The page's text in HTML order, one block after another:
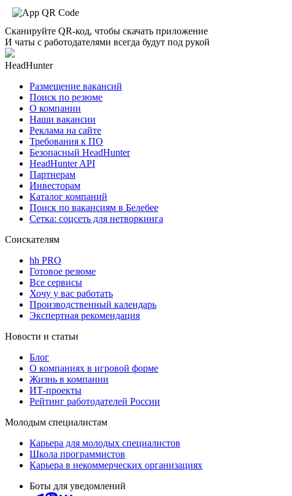
Сканируйте QR-код, чтобы скачать приложение
И чаты с работодателями всегда будут под рукой
HeadHunter
Размещение вакансий
Поиск по резюме
О компании
Наши вакансии
Реклама на сайте
Требования к ПО
Безопасный HeadHunter
HeadHunter API
Партнерам
Инвесторам
Каталог компаний
Поиск по вакансиям в Белебее
Сетка: соцсеть для нетворкинга
Соискателям
hh PRO
Готовое резюме
Все сервисы
Хочу у вас работать
Производственный календарь
Экспертная рекомендация
Новости и статьи
Блог
О компаниях в игровой форме
Жизнь в компании
ИТ-проекты
Рейтинг работодателей России
Молодым специалистам
Карьера для молодых специалистов
Школа программистов
Карьера в некоммерческих организациях
Боты для уведомлений